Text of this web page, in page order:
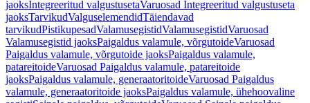
jaoksIntegreeritud valgustusetaVaruosad Integreeritud valgustuseta
jaoksTarvikudValguselemendidTäiendavad
tarvikudPistikupesadValamusegistidValamusegistidVaruosad
Valamusegistid jaoksPaigaldus valamule, võrgutoideVaruosad
Paigaldus valamule, võrgutoide jaoksPaigaldus valamule,
patareitoideVaruosad Paigaldus valamule, patareitoide
jaoksPaigaldus valamule, generaatoritoideVaruosad Paigaldus
valamule, generaatoritoide jaoksPaigaldus valamule, ühehoovaline